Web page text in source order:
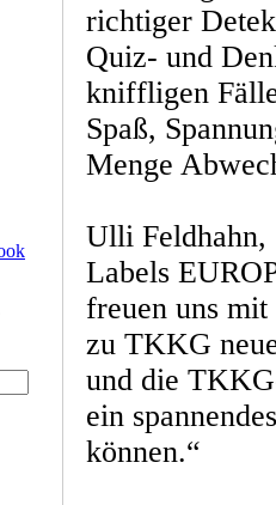
richtiger
Quiz- und
kniffligen
Spaß,
Menge
Ulli Feldhahn,
Labels
freuen uns
zu TKKG
und die
ein
können.“